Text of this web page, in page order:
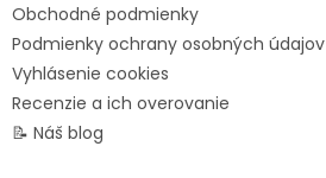
Obchodné podmienky
Podmienky ochrany osobných údajov
Vyhlásenie cookies
Recenzie a ich overovanie
📝 Náš blog